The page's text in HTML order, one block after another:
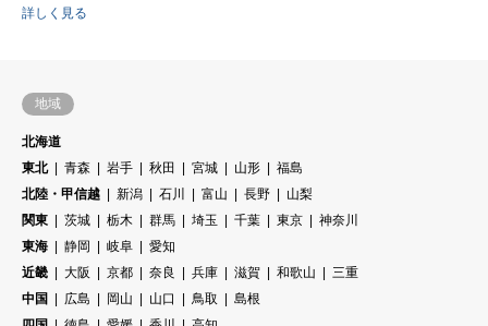
詳しく見る
地域
北海道
東北
青森 岩手 秋田 宮城 山形
福島
北陸・甲信越
新潟 石川 富山 長野
山梨
関東
茨城 栃木 群馬 埼玉 千葉 東京
神奈川
東海
静岡 岐阜
愛知
近畿
大阪 京都 奈良 兵庫 滋賀 和歌山
三重
中国
広島 岡山 山口 鳥取
島根